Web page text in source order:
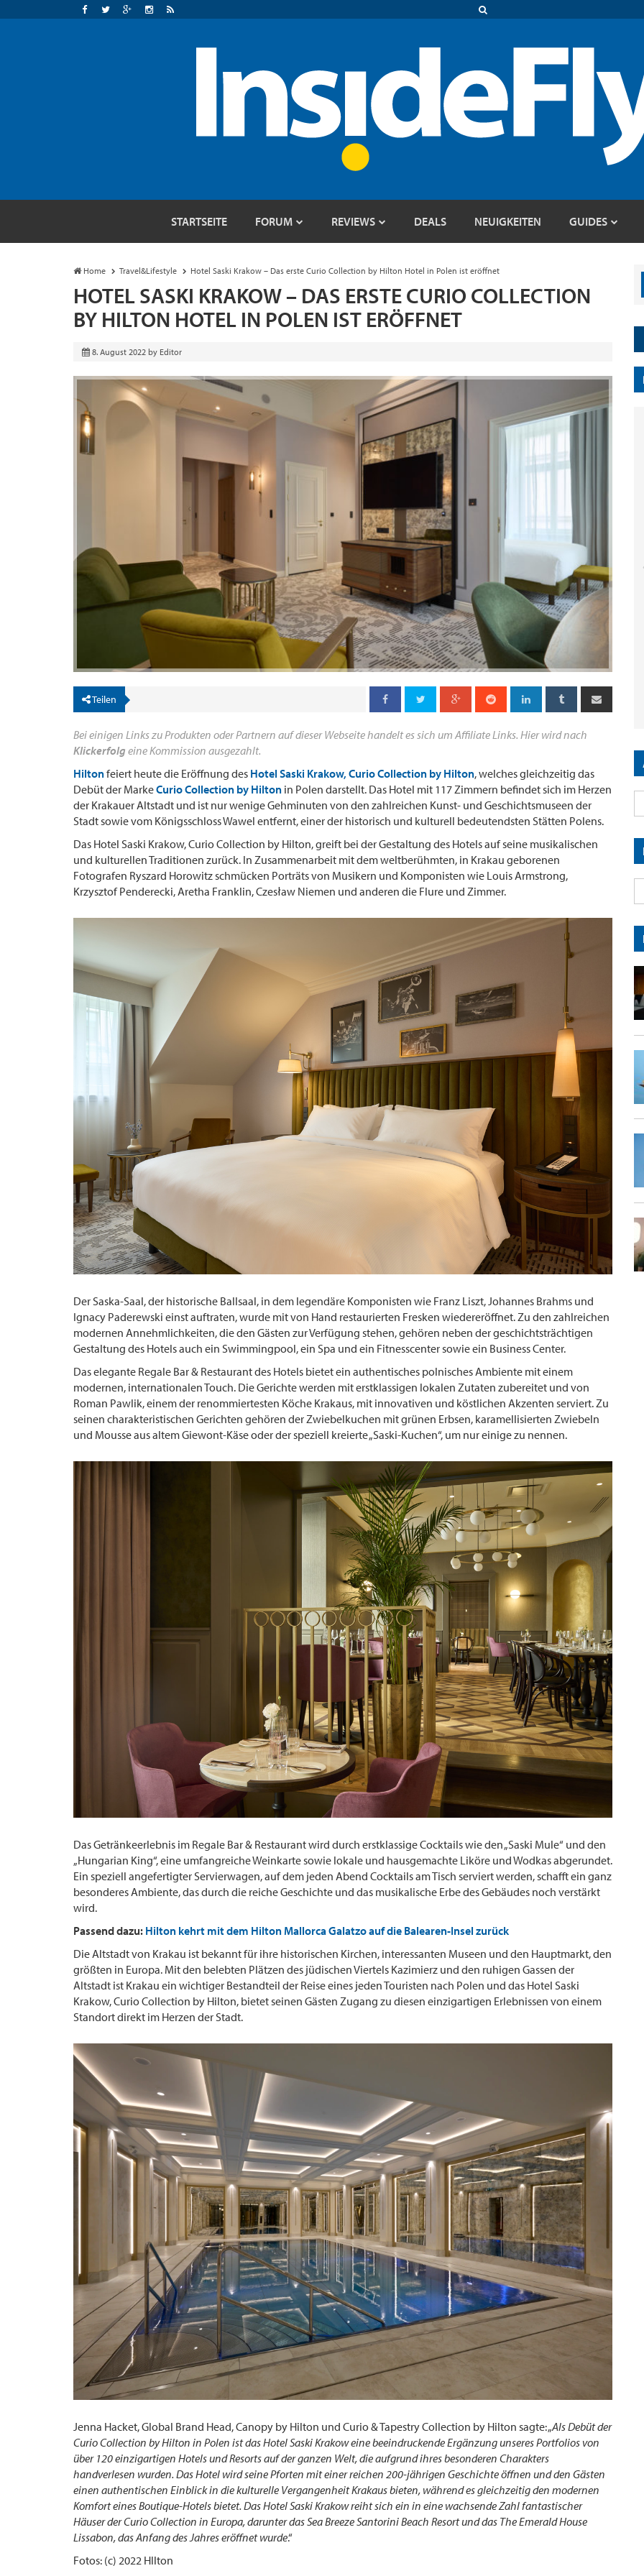
STARTSEITE FORUM REVIEWS DEALS NEUIGKEITEN GUIDES
Home Travel&Lifestyle Hotel Saski Krakow – Das erste Curio Collection by Hilton Hotel in Polen ist eröffnet
HOTEL SASKI KRAKOW – DAS ERSTE CURIO COLLECTION
BY HILTON HOTEL IN POLEN IST ERÖFFNET
8. August 2022 by Editor
Teilen
Bei einigen Links zu Produkten oder Partnern auf dieser Webseite handelt es sich um Affiliate Links. Hier wird nach
Klickerfolg eine Kommission ausgezahlt.
Hiltonfeiert heute die Eröffnung des Hotel Saski Krakow, Curio Collection by Hilton, welches gleichzeitig das
Debüt der MarkeCurio Collection by Hilton in Polen darstellt. Das Hotel mit 117 Zimmern befindet sich im Herzen
der Krakauer Altstadt und ist nur wenige Gehminuten von den zahlreichen Kunst- und Geschichtsmuseen der
Stadt sowie vom Königsschloss Wawel entfernt, einer der historisch und kulturell bedeutendsten Stätten Polens.
Das Hotel Saski Krakow, Curio Collection by Hilton, greift bei der Gestaltung des Hotels auf seine musikalischen
und kulturellen Traditionen zurück. In Zusammenarbeit mit dem weltberühmten, in Krakau geborenen
Fotografen Ryszard Horowitz schmücken Porträts von Musikern und Komponisten wie Louis Armstrong,
Krzysztof Penderecki, Aretha Franklin, Czesław Niemen und anderen die Flure und Zimmer.
Der Saska-Saal, der historische Ballsaal, in dem legendäre Komponisten wie Franz Liszt, Johannes Brahms und
Ignacy Paderewski einst auftraten, wurde mit von Hand restaurierten Fresken wiedereröffnet. Zu den zahlreichen
modernen Annehmlichkeiten, die den Gästen zur Verfügung stehen, gehören neben der geschichtsträchtigen
Gestaltung des Hotels auch ein Swimmingpool, ein Spa und ein Fitnesscenter sowie ein Business Center.
Das elegante Regale Bar & Restaurant des Hotels bietet ein authentisches polnisches Ambiente mit einem
modernen, internationalen Touch. Die Gerichte werden mit erstklassigen lokalen Zutaten zubereitet und von
Roman Pawlik, einem der renommiertesten Köche Krakaus, mit innovativen und köstlichen Akzenten serviert. Zu
seinen charakteristischen Gerichten gehören der Zwiebelkuchen mit grünen Erbsen, karamellisierten Zwiebeln
und Mousse aus altem Giewont-Käse oder der speziell kreierte „Saski-Kuchen“, um nur einige zu nennen.
Das Getränkeerlebnis im Regale Bar & Restaurant wird durch erstklassige Cocktails wie den „Saski Mule“ und den
„Hungarian King“, eine umfangreiche Weinkarte sowie lokale und hausgemachte Liköre und Wodkas abgerundet.
Ein speziell angefertigter Servierwagen, auf dem jeden Abend Cocktails am Tisch serviert werden, schafft ein ganz
besonderes Ambiente, das durch die reiche Geschichte und das musikalische Erbe des Gebäudes noch verstärkt
wird.
Passend dazu: Hilton kehrt mit dem Hilton Mallorca Galatzo auf die Balearen-Insel zurück
Die Altstadt von Krakau ist bekannt für ihre historischen Kirchen, interessanten Museen und den Hauptmarkt, den
größten in Europa. Mit den belebten Plätzen des jüdischen Viertels Kazimierz und den ruhigen Gassen der
Altstadt ist Krakau ein wichtiger Bestandteil der Reise eines jeden Touristen nach Polen und das Hotel Saski
Krakow, Curio Collection by Hilton, bietet seinen Gästen Zugang zu diesen einzigartigen Erlebnissen von einem
Standort direkt im Herzen der Stadt.
Jenna Hacket, Global Brand Head, Canopy by Hilton und Curio & Tapestry Collection by Hilton sagte: „Als Debüt der
Curio Collection by Hilton in Polen ist das Hotel Saski Krakow eine beeindruckende Ergänzung unseres Portfolios von
über 120 einzigartigen Hotels und Resorts auf der ganzen Welt, die aufgrund ihres besonderen Charakters
handverlesen wurden. Das Hotel wird seine Pforten mit einer reichen 200-jährigen Geschichte öffnen und den Gästen
einen authentischen Einblick in die kulturelle Vergangenheit Krakaus bieten, während es gleichzeitig den modernen
Komfort eines Boutique-Hotels bietet. Das Hotel Saski Krakow reiht sich ein in eine wachsende Zahl fantastischer
Häuser der Curio Collection in Europa, darunter das Sea Breeze Santorini Beach Resort und das The Emerald House
Lissabon, das Anfang des Jahres eröffnet wurde.“
Fotos: (c) 2022 HIlton